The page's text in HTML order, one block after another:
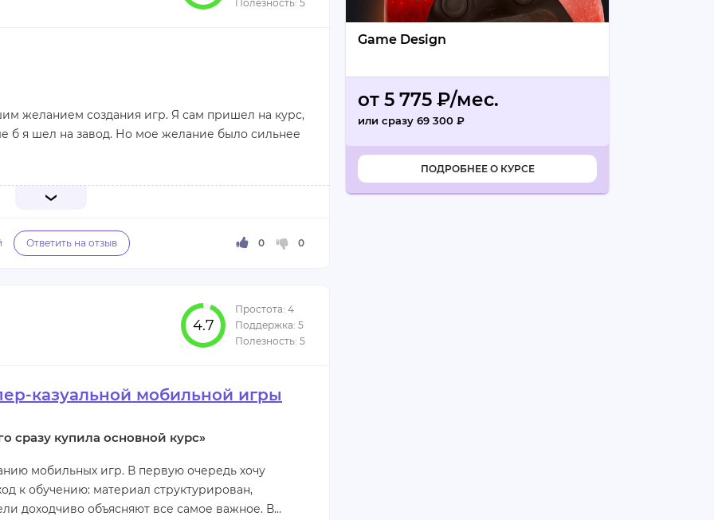
желанием создания игр. Я сам пришел на курс,
б я шел на завод. Но мое желание было сильнее
закончил, стал активно искать работу и
работаю в Panoramik разработчиком и мне все
4.7
казуальной мобильной игры
сразу купила основной курс»
мобильных игр. В первую очередь хочу
к обучению: материал структурирован,
доходчиво объясняют все самое важное. В
Game Design
от 5 775 ₽/мес.
или сразу 69 300 ₽
промокод
ПОДРОБНЕЕ О КУРСЕ